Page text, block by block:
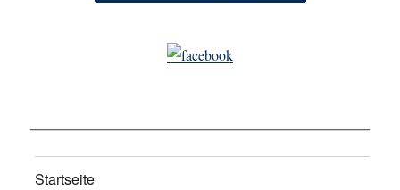
Startseite